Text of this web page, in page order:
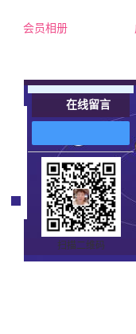
会员相册
在线留言
扫描二维码